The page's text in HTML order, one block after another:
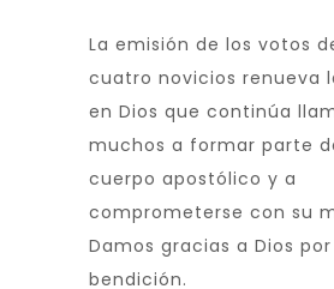
La emisión de los votos
cuatro novicios renueva
en Dios que continúa
muchos a formar parte
cuerpo apostólico y a
comprometerse con su
Damos gracias a Dios
bendición.